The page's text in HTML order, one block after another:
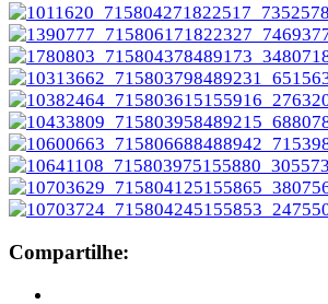
Compartilhe: